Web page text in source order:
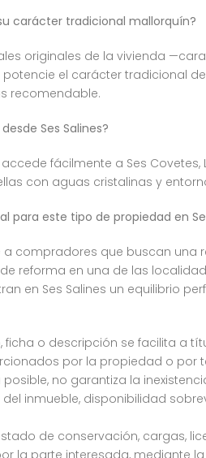
carácter tradicional mallorquín?
originales de la vivienda
el carácter tradicional
recomendable.
Ses Salines?
fácilmente a Ses
con aguas cristalinas y
para este tipo de propiedad en
compradores que buscan
reforma en una de las
en Ses Salines un equilibrio
ficha o descripción se facilita a
por la propiedad o por
no garantiza la
inmueble, disponibilidad
de conservación, cargas,
la parte interesada, mediante